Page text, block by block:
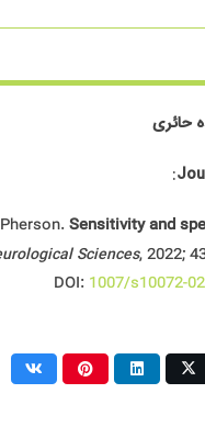
حائری
:
Sensitivity and
Sciences, 2022;
DOI: 1007/s10072-